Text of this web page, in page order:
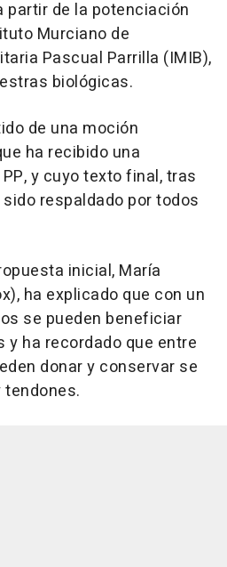
partir de la potenciación
Murciano de
Pascual Parrilla (IMIB),
biológicas.
de una moción
ha recibido una
y cuyo texto final, tras
respaldado por todos
inicial, María
ha explicado que con un
se pueden beneficiar
y ha recordado que entre
donar y conservar se